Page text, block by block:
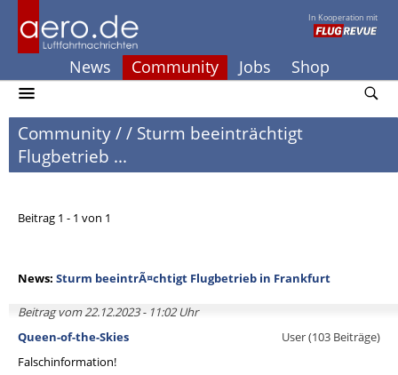
In Kooperation mit
News Community Jobs Shop
Community// Sturm beeinträchtigt
Flugbetrieb ...
Beitrag 1 - 1 von 1
News: Sturm beeintrÃ¤chtigt Flugbetrieb in Frankfurt
Beitrag vom 22.12.2023 - 11:02 Uhr
Queen-of-the-Skies
User (103 Beiträge)
Falschinformation!